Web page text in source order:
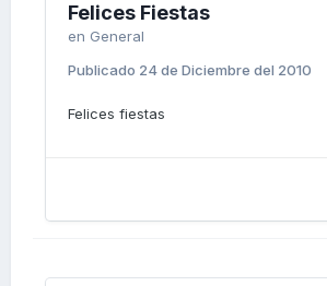
Felices Fiestas
en General
Publicado 24 de Diciembre del 2010
Felices fiestas